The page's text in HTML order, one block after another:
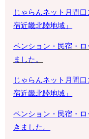
じゃらんネット月間
宿近畿北陸地域 」
ペンション・ 民宿・
ました。
じゃらんネット月間
宿近畿北陸地域」
ペンション・ 民宿・
きました。